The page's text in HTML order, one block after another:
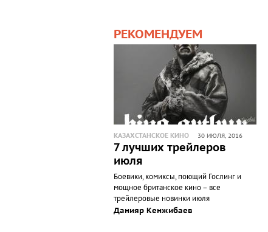
РЕКОМЕНДУЕМ
КАЗАХСТАНСКОЕ КИНО 30 ИЮЛЯ, 2016
7 лучших трейлеров
июля
Боевики, комиксы, поющий Гослинг и
мощное британское кино – все
трейлеровые новинки июля
Данияр Кенжибаев